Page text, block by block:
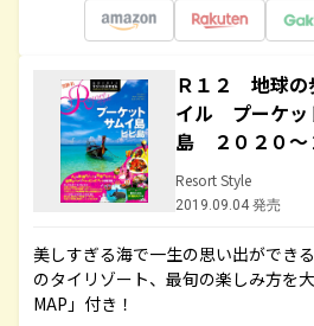
Ｒ１２ 地球
イル プーケ
島 ２０２０～
Resort Style
2019.09.04 発売
美しすぎる海で一生の思い出ができ
のタイリゾート、最旬の楽しみ方を
MAP」付き！